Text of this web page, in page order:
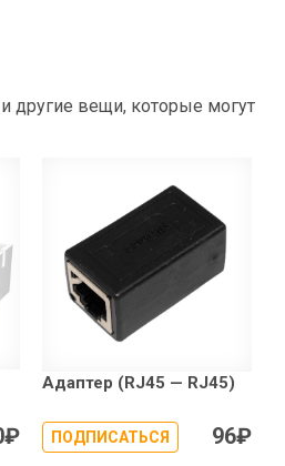
другие вещи, которые могут
₽
Адаптер (RJ45 — RJ45)
ПОДПИСАТЬСЯ 96₽